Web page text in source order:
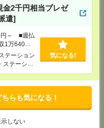
金2千円相当プレゼ
遣]
円～ ■週払
1万640円
テーション
ステーショ
イ・ステー
気になる!
ちらも気になる！
しない
ル30F
ビル30F